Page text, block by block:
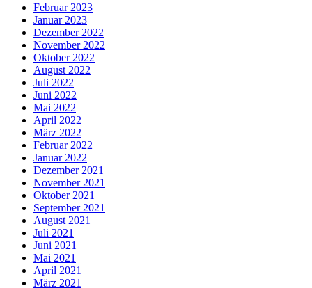
Februar 2023
Januar 2023
Dezember 2022
November 2022
Oktober 2022
August 2022
Juli 2022
Juni 2022
Mai 2022
April 2022
März 2022
Februar 2022
Januar 2022
Dezember 2021
November 2021
Oktober 2021
September 2021
August 2021
Juli 2021
Juni 2021
Mai 2021
April 2021
März 2021